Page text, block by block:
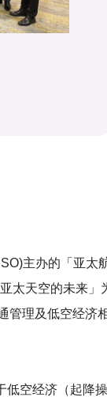
主办的「亚太
太天空的未来」
管理及低空经济
低空经济（起降操